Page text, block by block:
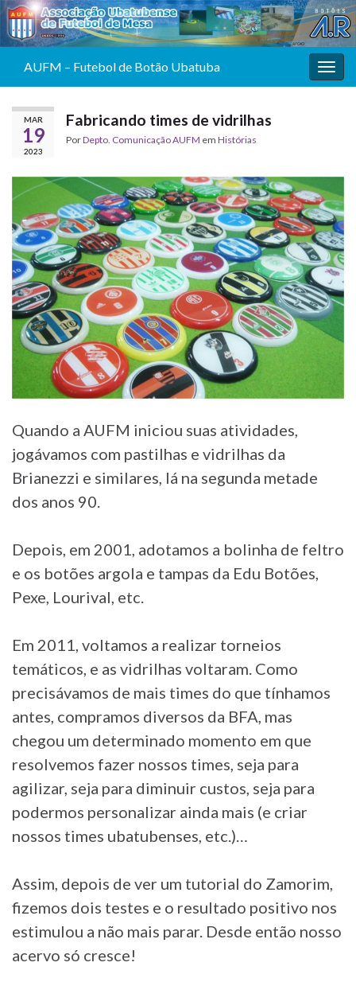
AUFM – Futebol de Botão Ubatuba
MAR
19
2023
Fabricando times de vidrilhas
PorDepto. Comunicação AUFM em Histórias
Quando a AUFM iniciou suas atividades,
jogávamos com pastilhas e vidrilhas da
Brianezzi e similares, lá na segunda metade
dos anos 90.
Depois, em 2001, adotamos a bolinha de feltro
e os botões argola e tampas da Edu Botões,
Pexe, Lourival, etc.
Em 2011, voltamos a realizar torneios
temáticos, e as vidrilhas voltaram. Como
precisávamos de mais times do que tínhamos
antes, compramos diversos da BFA, mas
chegou um determinado momento em que
resolvemos fazer nossos times, seja para
agilizar, seja para diminuir custos, seja para
podermos personalizar ainda mais (e criar
nossos times ubatubenses, etc.)…
Assim, depois de ver um tutorial do Zamorim,
fizemos dois testes e o resultado positivo nos
estimulou a não mais parar. Desde então nosso
acervo só cresce!